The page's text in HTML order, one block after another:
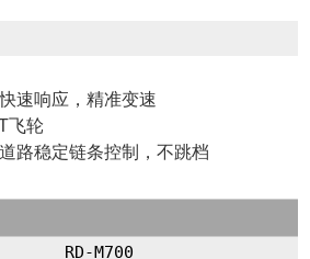
速响应，精准变速
飞轮
路稳定链条控制，不跳档
RD-M700